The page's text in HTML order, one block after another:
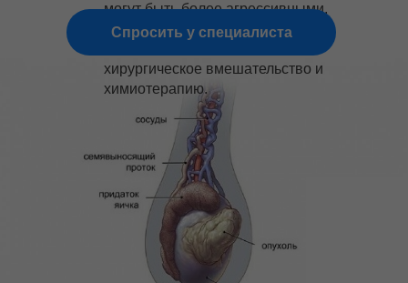
могут быть более агрессивными.
Да и лечение требуется более
хирургическое вмешательство и
химиотерапию.
Спросить у специалиста